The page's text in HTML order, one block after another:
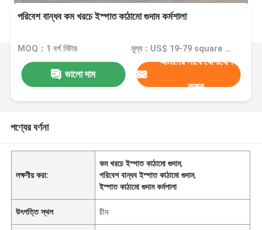
পরিবেশ বান্ধব কম খরচে ইস্পাত কাঠামো গুদাম কর্মশালা
MOQ：1 বর্গ মিটার মূল্য：US$ 19-79 square meter
ভালো দাম
আমাদের সাথে যোগাযোগ
করুন
পণ্যের বর্ণনা
লক্ষণীয় করা:
কম খরচে ইস্পাত কাঠামো গুদাম,
পরিবেশ বান্ধব ইস্পাত কাঠামো গুদাম,
ইস্পাত কাঠামো গুদাম কর্মশালা
উৎপত্তি স্থল চীন